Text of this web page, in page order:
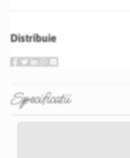
Distribuie
Specificatii